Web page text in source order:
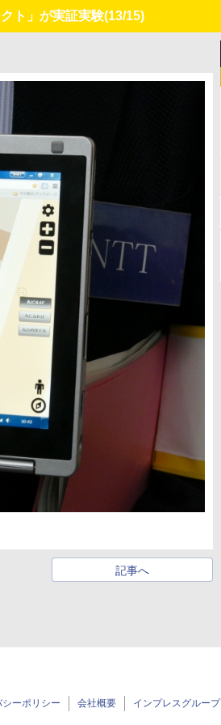
ト」が実証実験(13/15)
記事へ
シーポリシー 会社概要 インプレスグループ